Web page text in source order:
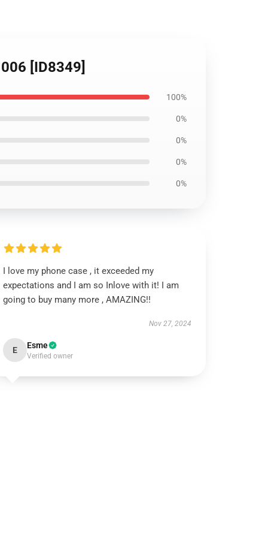
[ID8349]
100%
0%
0%
0%
0%
I love my phone case , it exceeded my
expectations and I am so Inlove with it! I am
going to buy many more , AMAZING!!
Nov 27, 2024
E Esme
Verified owner